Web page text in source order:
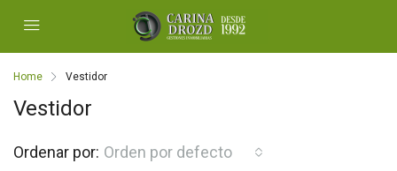
Home Vestidor
Vestidor
Ordenar por: Orden por defecto